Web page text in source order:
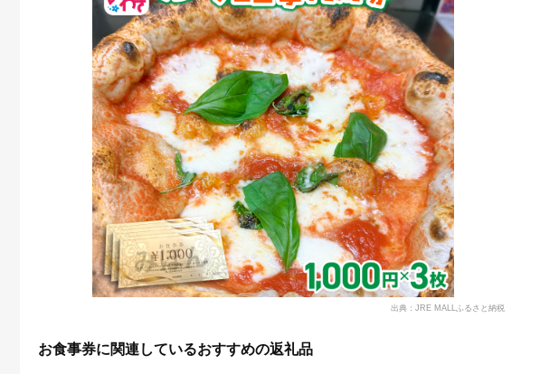
出典：JRE MALLふるさと納税
お食事券に関連しているおすすめの返礼品